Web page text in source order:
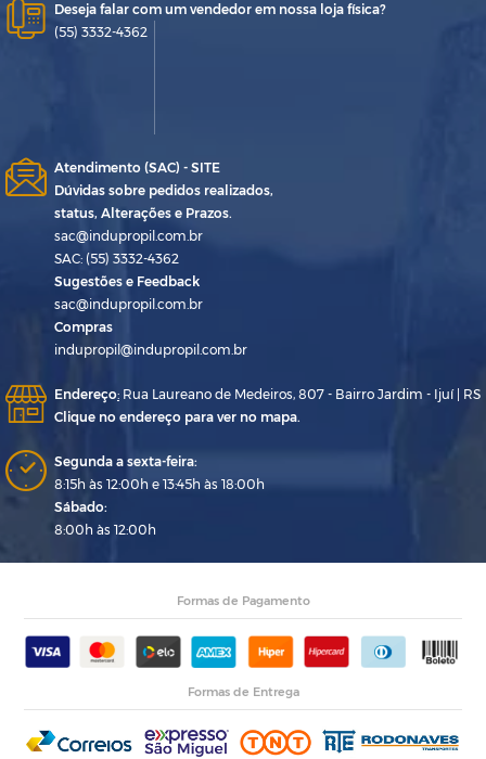
Deseja falar com um vendedor em nossa loja física?
(55) 3332-4362
Atendimento (SAC) - SITE
Dúvidas sobre pedidos realizados,
status, Alterações e Prazos.
sac@indupropil.com.br
SAC: (55) 3332-4362
Sugestões e Feedback
sac@indupropil.com.br
Compras
indupropil@indupropil.com.br
Endereço: Rua Laureano de Medeiros, 807 - Bairro Jardim - Ijuí | RS
Clique no endereço para ver no mapa.
Segunda a sexta-feira:
8:15h às 12:00h e 13:45h às 18:00h
Sábado:
8:00h às 12:00h
Formas de Pagamento
Formas de Entrega